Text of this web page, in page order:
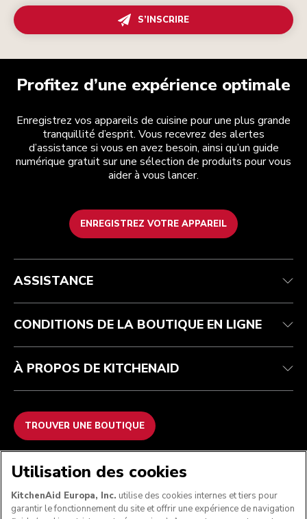
S’INSCRIRE
Profitez d’une expérience optimale
Enregistrez vos appareils de cuisine pour une plus grande
tranquillité d’esprit. Vous recevrez des alertes
d’assistance si vous en avez besoin, ainsi qu’un guide
numérique gratuit sur une sélection de produits pour vous
aider à vous lancer.
ENREGISTREZ VOTRE APPAREIL
Health Check
Suivez votre commande
Recupel
Conditions générales de vente
Retours et remboursements
ODR
La marque
Trouver une boutique
ASSISTANCE
CONDITIONS DE LA BOUTIQUE EN LIGNE
À PROPOS DE KITCHENAID
TROUVER UNE BOUTIQUE
NOUS ACCEPTONS
Utilisation des cookies
KitchenAid Europa, Inc. utilise des cookies internes et tiers pour
garantir le fonctionnement du site et offrir une expérience de navigation